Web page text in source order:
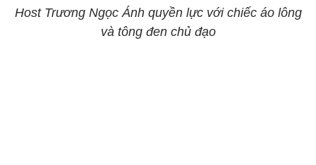
Host Trương Ngọc Ánh quyền lực với chiếc áo lông
và tông đen chủ đạo